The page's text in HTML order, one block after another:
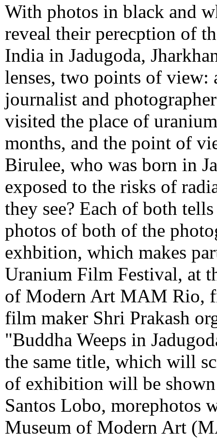
With photos in black and
reveal their perecption of
India in Jadugoda,
lenses, two points of view:
journalist and
visited the place of
months, and the point of
Birulee, who was born in
exposed to the risks of
they see? Each of both
photos of both of the
exhbition, which makes
Uranium Film Festival, at
of Modern Art MAM Rio,
film maker Shri Prakash
"Buddha Weeps in
the same title, which will
of exhibition will be
Santos Lobo, morephotos
Museum of Modern Art